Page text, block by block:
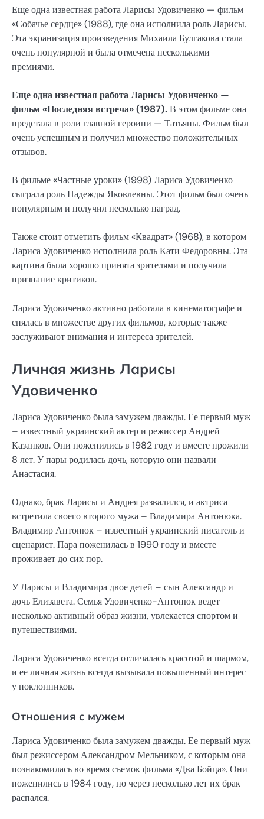
Еще одна известная работа Ларисы Удовиченко — фильм
«Собачье сердце» (1988), где она исполнила роль Ларисы.
Эта экранизация произведения Михаила Булгакова стала
очень популярной и была отмечена несколькими
премиями.
Еще одна известная работа Ларисы Удовиченко —
фильм «Последняя встреча» (1987).В этом фильме она
предстала в роли главной героини — Татьяны. Фильм был
очень успешным и получил множество положительных
отзывов.
В фильме «Частные уроки» (1998) Лариса Удовиченко
сыграла роль Надежды Яковлевны. Этот фильм был очень
популярным и получил несколько наград.
Также стоит отметить фильм «Квадрат» (1968), в котором
Лариса Удовиченко исполнила роль Кати Федоровны. Эта
картина была хорошо принята зрителями и получила
признание критиков.
Лариса Удовиченко активно работала в кинематографе и
снялась в множестве других фильмов, которые также
заслуживают внимания и интереса зрителей.
Личная жизнь Ларисы
Удовиченко
Лариса Удовиченко была замужем дважды. Ее первый муж
– известный украинский актер и режиссер Андрей
Казанков. Они поженились в 1982 году и вместе прожили
8 лет. У пары родилась дочь, которую они назвали
Анастасия.
Однако, брак Ларисы и Андрея развалился, и актриса
встретила своего второго мужа – Владимира Антонюка.
Владимир Антонюк – известный украинский писатель и
сценарист. Пара поженилась в 1990 году и вместе
проживает до сих пор.
У Ларисы и Владимира двое детей – сын Александр и
дочь Елизавета. Семья Удовиченко-Антонюк ведет
несколько активный образ жизни, увлекается спортом и
путешествиями.
Лариса Удовиченко всегда отличалась красотой и шармом,
и ее личная жизнь всегда вызывала повышенный интерес
у поклонников.
Отношения с мужем
Лариса Удовиченко была замужем дважды. Ее первый муж
был режиссером Александром Мельником, с которым она
познакомилась во время съемок фильма «Два Бойца». Они
поженились в 1984 году, но через несколько лет их брак
распался.